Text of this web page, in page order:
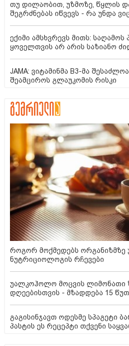
თუ დილაობით, უზმოზე, წყლის
შეგრძნებას იწვევს - რა უნდა
ექიმი ამსხვრევს მითს:
ყოველთვის არ არის საზიანო
JAMA: ვიტამინმა B3-მა
შეამციროს გლაუკომის რისკი
როგორ მოქმედებს ორგანიზმზე
ნუტრიციოლოგის რჩევები
უალკოჰოლო მოცვის ლიმონათი
დღეებისთვის - მზადდება 15
გაგისინჯავთ ოდესმე სპაგეტი
პასტის ეს რეცეპტი თქვენი